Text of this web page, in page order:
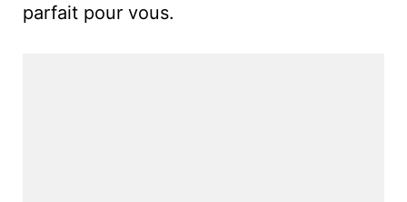
parfait pour vous.